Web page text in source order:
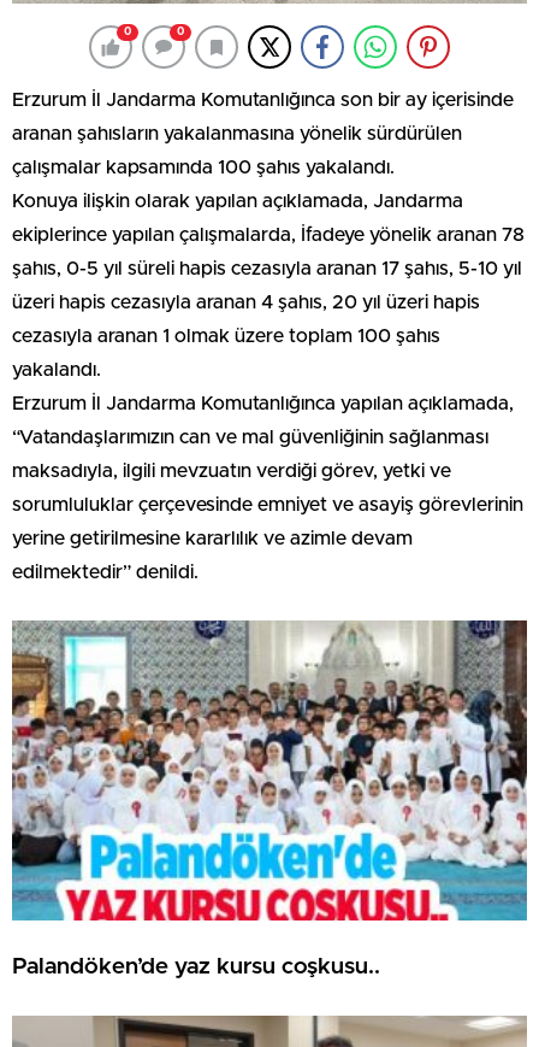
0 0
Erzurum İl Jandarma Komutanlığınca son bir ay içerisinde
aranan şahısların yakalanmasına yönelik sürdürülen
çalışmalar kapsamında 100 şahıs yakalandı.
Konuya ilişkin olarak yapılan açıklamada, Jandarma
ekiplerince yapılan çalışmalarda, İfadeye yönelik aranan 78
şahıs, 0-5 yıl süreli hapis cezasıyla aranan 17 şahıs, 5-10 yıl
üzeri hapis cezasıyla aranan 4 şahıs, 20 yıl üzeri hapis
cezasıyla aranan 1 olmak üzere toplam 100 şahıs
yakalandı.
Erzurum İl Jandarma Komutanlığınca yapılan açıklamada,
“Vatandaşlarımızın can ve mal güvenliğinin sağlanması
maksadıyla, ilgili mevzuatın verdiği görev, yetki ve
sorumluluklar çerçevesinde emniyet ve asayiş görevlerinin
yerine getirilmesine kararlılık ve azimle devam
edilmektedir” denildi.
Palandöken’de yaz kursu coşkusu..